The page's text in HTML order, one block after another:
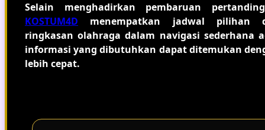
Selain menghadirkan pembaruan
KOSTUM4D menempatkan jadwal pilihan
ringkasan olahraga dalam navigasi sederhana
informasi yang dibutuhkan dapat ditemukan
lebih cepat.